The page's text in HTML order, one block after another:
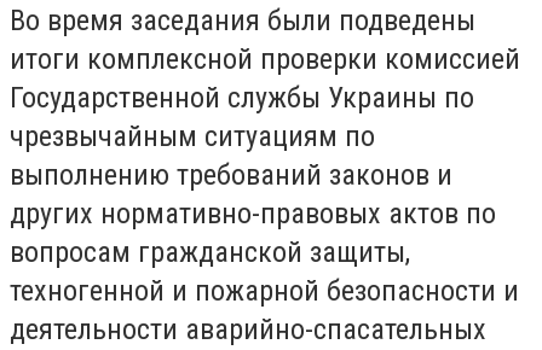
Во время заседания были подведены
итоги комплексной проверки комиссией
Государственной службы Украины по
чрезвычайным ситуациям по
выполнению требований законов и
других нормативно-правовых актов по
вопросам гражданской защиты,
техногенной и пожарной безопасности и
деятельности аварийно-спасательных